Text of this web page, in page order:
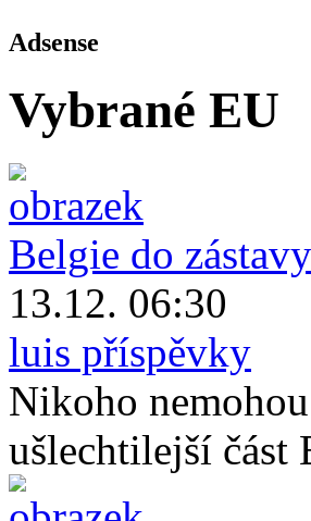
Adsense
Vybrané EU
Belgie do
13.12. 06:30
luis příspěvky
Nikoho
ušlechtilejší část